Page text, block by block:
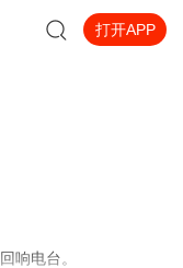
打开APP
响电台。